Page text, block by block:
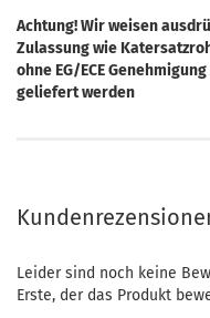
Achtung! Wir weisen
Zulassung wie
ohne EG/ECE
geliefert werden
Leider sind noch keine
Erste, der das Produkt